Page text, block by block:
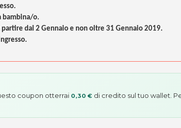
bambina/o.
dal 2 Gennaio e non oltre 31 Gennaio 2019.
coupon otterrai 0,30 € di credito sul tuo wallet.